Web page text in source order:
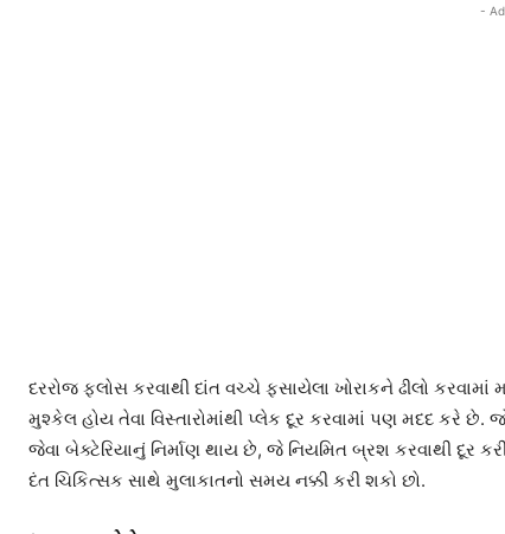
-
દરરોજ ફ્લોસ કરવાથી દાંત વચ્ચે ફસાયેલા ખોરાકને ઢીલો
મુશ્કેલ હોય તેવા વિસ્તારોમાંથી પ્લેક દૂર કરવામાં પણ મદદ કરે છે.
જેવા બેક્ટેરિયાનું નિર્માણ થાય છે, જે નિયમિત બ્રશ કરવાથી દૂર
દંત ચિકિત્સક સાથે મુલાકાતનો સમય નક્કી કરી શકો છો.